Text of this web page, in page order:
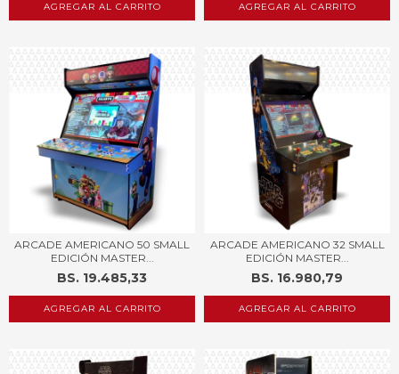
AGREGAR AL CARRITO AGREGAR AL CARRITO
ARCADE AMERICANO 50 SMALL
EDICIÓN MASTER...
BS. 19.485,33
AGREGAR AL CARRITO
ARCADE AMERICANO 32 SMALL
EDICIÓN MASTER...
BS. 16.980,79
AGREGAR AL CARRITO